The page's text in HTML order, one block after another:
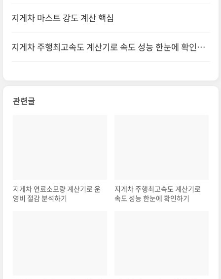
지게차 마스트 강도 계산 핵심
지게차 주행최고속도 계산기로 속도 성능 한눈에 확인하
관련글
지게차 연료소모량 계산기로 운
영비 절감 분석하기
지게차 주행최고속도 계산기로
속도 성능 한눈에 확인하기